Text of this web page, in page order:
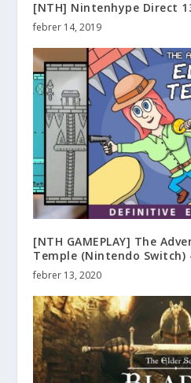
[NTH] Nintenhype Direct
febrer 14, 2019
[NTH GAMEPLAY] The
Temple (Nintendo Switch)
febrer 13, 2020